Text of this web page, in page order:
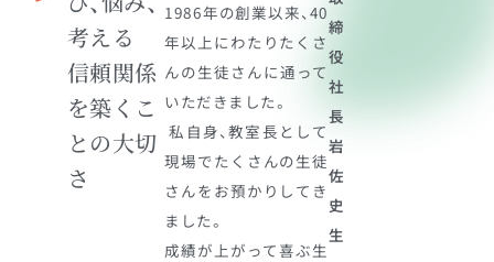
考える
信頼関係
を築くこ
との大切
さ
1986年の創業以来、40
年以上にわたりたくさ
んの生徒さんに通って
いただきました。
私自身、教室長として
現場でたくさんの生徒
さんをお預かりしてき
ました。
成績が上がって喜ぶ生
締
役
社
長
岩
佐
史
生